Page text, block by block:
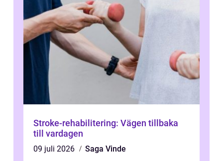
Stroke-rehabilitering: Vägen tillbaka
till vardagen
09 juli 2026
Saga Vinde